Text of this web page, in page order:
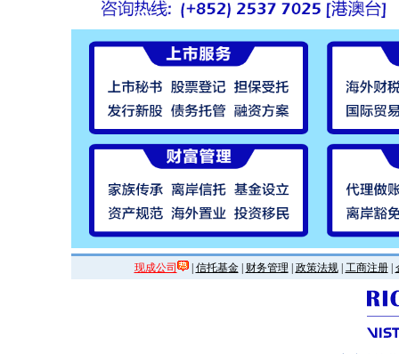
现成公司 | 信托基金| 财务管理 政策法规| 工商注册|